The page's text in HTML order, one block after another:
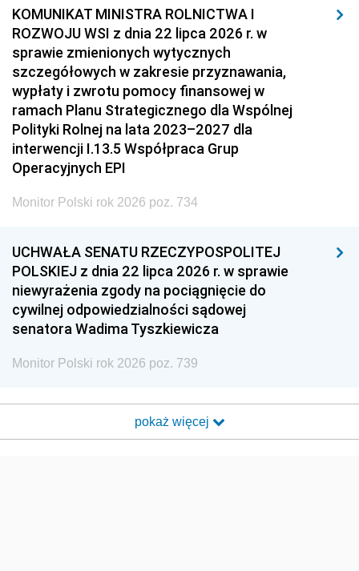
KOMUNIKAT MINISTRA ROLNICTWA I
ROZWOJU WSI z dnia 22 lipca 2026 r. w
sprawie zmienionych wytycznych
szczegółowych w zakresie przyznawania,
wypłaty i zwrotu pomocy finansowej w
ramach Planu Strategicznego dla Wspólnej
Polityki Rolnej na lata 2023–2027 dla
interwencji I.13.5 Współpraca Grup
Operacyjnych EPI
Monitor Polski rok 2026 poz. 734
UCHWAŁA SENATU RZECZYPOSPOLITEJ
POLSKIEJ z dnia 22 lipca 2026 r. w sprawie
niewyrażenia zgody na pociągnięcie do
cywilnej odpowiedzialności sądowej
senatora Wadima Tyszkiewicza
Monitor Polski rok 2026 poz. 739
pokaż więcej